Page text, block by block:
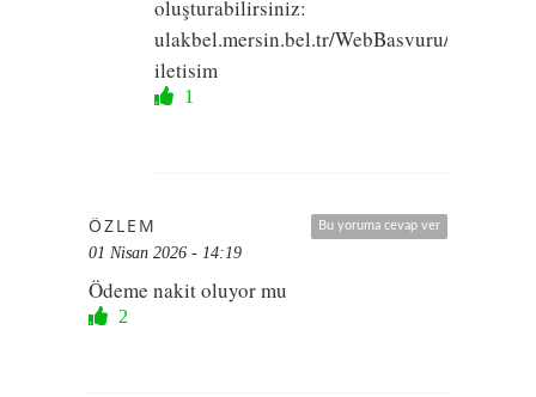
oluşturabilirsiniz:
ulakbel.mersin.bel.tr/WebBasvuru/ulasim-
iletisim
1
Bu yoruma cevap ver
ÖZLEM
01 Nisan 2026 - 14:19
Ödeme nakit oluyor mu
2